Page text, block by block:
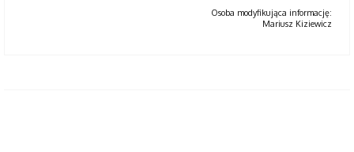
Osoba modyfikująca informację:
Mariusz Kiziewicz